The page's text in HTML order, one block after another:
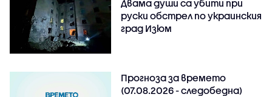
Двама души са убити при
руски обстрeл по украинския
град Изюм
Прогноза за времето
(07.08.2026 - следобедна)